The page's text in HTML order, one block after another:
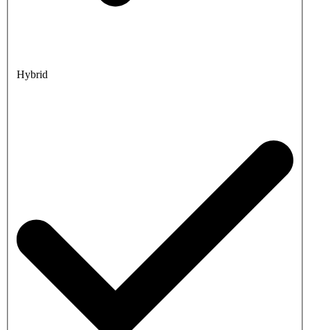
Hybrid